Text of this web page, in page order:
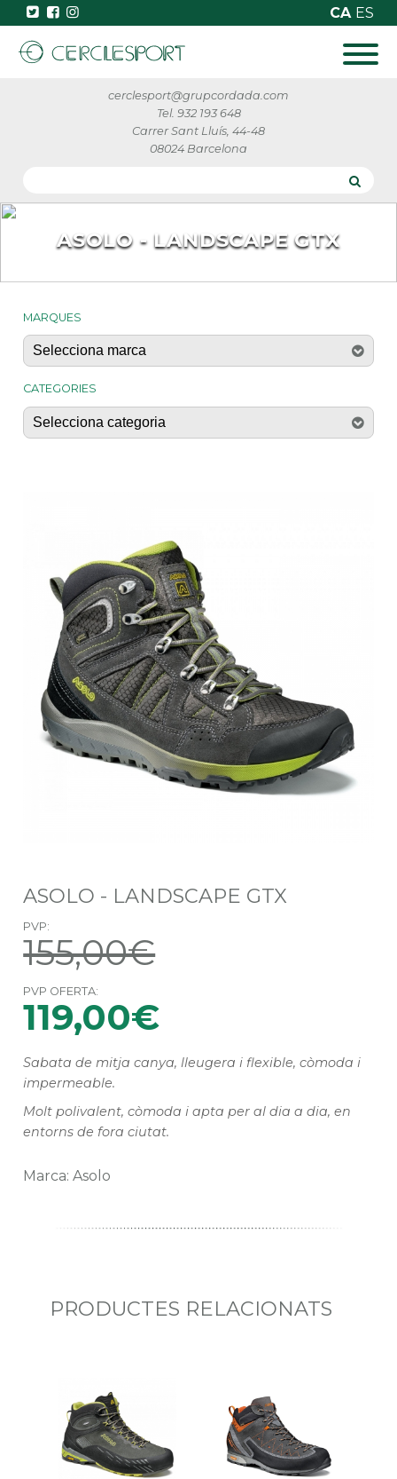
CA ES
cerclesport@grupcordada.com
Tel. 932 193 648
Carrer Sant Lluís, 44-48
08024 Barcelona
ASOLO - LANDSCAPE GTX
MARQUES
CATEGORIES
ASOLO - LANDSCAPE GTX
Marca: Asolo
Sabata de mitja canya, lleugera i flexible, còmoda i
impermeable.
Molt polivalent, còmoda i apta per al dia a dia, en
entorns de fora ciutat.
PVP:
155,00€
PVP OFERTA:
119,00€
PRODUCTES RELACIONATS